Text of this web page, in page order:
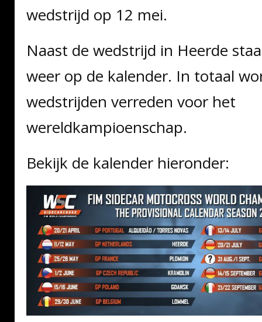
wedstrijd op 12 mei.
Naast de wedstrijd in Heerde
weer op de kalender. In totaal
wedstrijden verreden voor het
wereldkampioenschap.
Bekijk de kalender hieronder: